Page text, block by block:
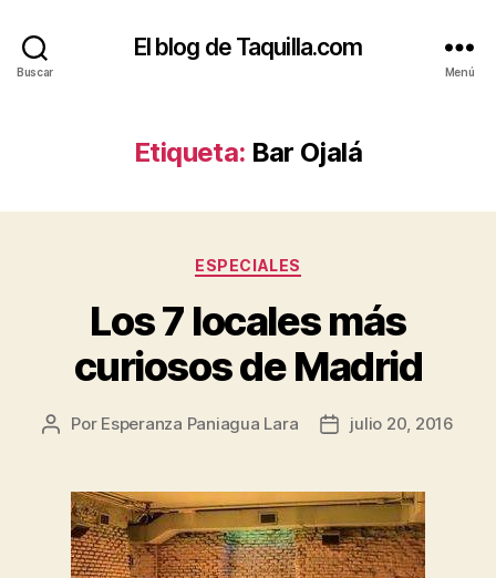
Buscar
El blog de Taquilla.com
Menú
Etiqueta: Bar Ojalá
Categorías
ESPECIALES
Los 7 locales más
curiosos de Madrid
Autor
entrada
Por Esperanza Paniagua Lara
Fecha
entrada
julio 20, 2016